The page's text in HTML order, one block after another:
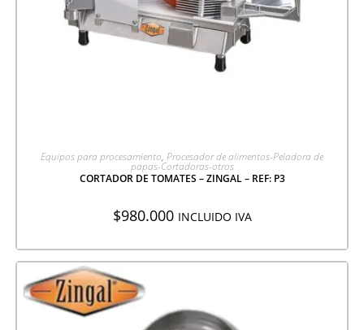
AGREGAR A COTIZACIÓN
Equipos para procesamiento, Procesador de alimentos-Peladora de
papas-Cortadoras-otros
CORTADOR DE TOMATES – ZINGAL – REF: P3
$980.000 INCLUIDO IVA